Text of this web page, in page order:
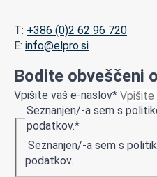
T: +386 (0)2 62 96 720
E: info@elpro.si
Bodite obveščeni
Vpišite vaš e-naslov*
Seznanjen/-a sem s
podatkov.*
Seznanjen/-a sem s
podatkov.